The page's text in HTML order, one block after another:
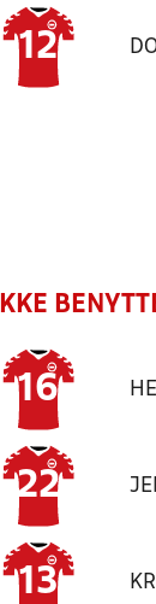
12
IKKE
16
22
13